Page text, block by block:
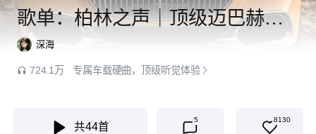
歌单：柏林之声｜顶级迈巴赫车载硬曲
深海
724.1万 专属车载硬曲，顶级听觉体验
共44首
5 8130